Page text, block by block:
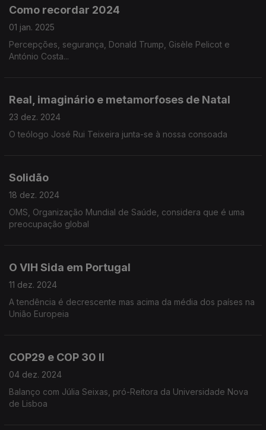
Como recordar 2024
01 jan. 2025
Percepções, segurança, Donald Trump, Gisèle Pelicot e
António Costa...
Real, imaginário e metamorfoses de Natal
23 dez. 2024
O teólogo José Rui Teixeira junta-se à nossa consoada
Solidão
18 dez. 2024
OMS, Organização Mundial de Saúde, considera que é uma
preocupação global
O VIH Sida em Portugal
11 dez. 2024
A tendência é decrescente mas acima da média dos países na
União Europeia
COP29 e COP 30 II
04 dez. 2024
Balanço com Júlia Seixas, pró-Reitora da Universidade Nova
de Lisboa